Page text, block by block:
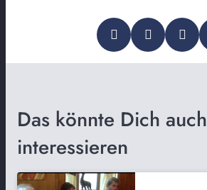
Das könnte Dich auch
interessieren